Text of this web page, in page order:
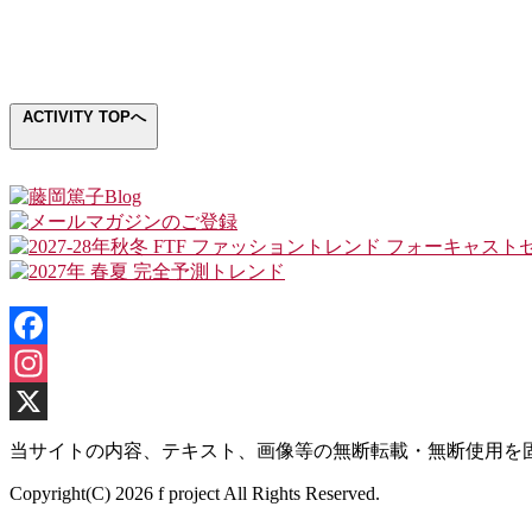
ACTIVITY TOPへ
Facebook
Instagram
X
当サイトの内容、テキスト、画像等の無断転載・無断使用を
Copyright(C) 2026 f project All Rights Reserved.